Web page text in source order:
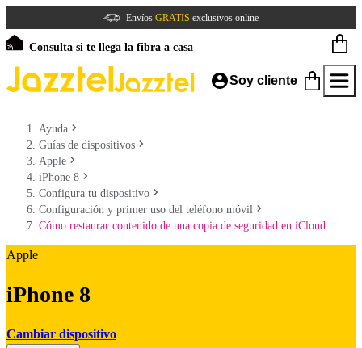
Envíos GRATIS exclusivos online
Consulta si te llega la fibra a casa
Soy cliente
Ayuda
Guías de dispositivos
Apple
iPhone 8
Configura tu dispositivo
Configuración y primer uso del teléfono móvil
Cómo restaurar contenido de una copia de seguridad en iCloud
Apple
iPhone 8
Cambiar dispositivo